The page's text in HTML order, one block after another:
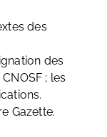
des
des
; les
Gazette.